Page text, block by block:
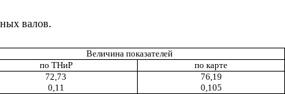
валов.
Величина показателей
по ТНиР
по карте
72,73
76,19
0,11
0,105